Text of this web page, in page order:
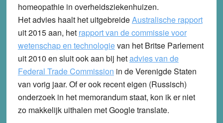
homeopathie in overheidsziekenhuizen.
Het advies haalt het uitgebreideAustralische rapport
uit 2015 aan, het rapport van de commissie voor
wetenschap en technologievan het Britse Parlement
uit 2010 en sluit ook aan bij hetadvies van de
Federal Trade Commission in de Verenigde Staten
van vorig jaar. Of er ook recent eigen (Russisch)
onderzoek in het memorandum staat, kon ik er niet
zo makkelijk uithalen met Google translate.